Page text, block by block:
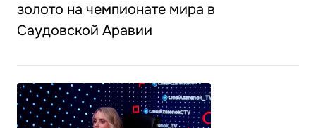
золото на чемпионате мира в
Саудовской Аравии